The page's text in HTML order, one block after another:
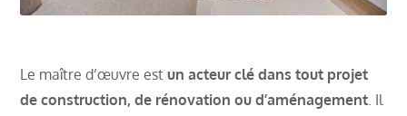
Le maître d’œuvre estun acteur clé dans tout projet
de construction, de rénovation ou d’aménagement . Il